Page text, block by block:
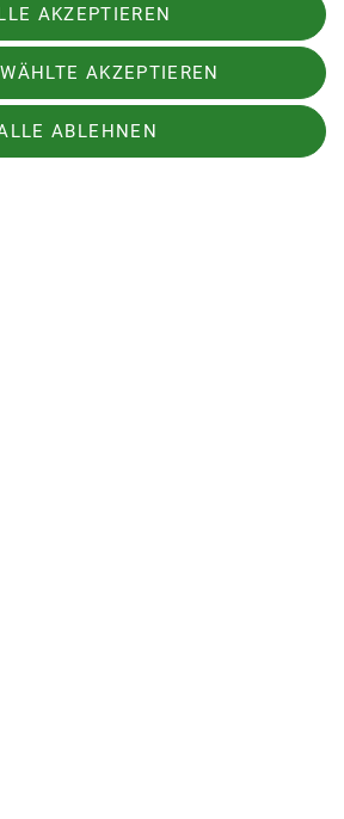
DAV-
AKZEPTIEREN
AKZEPTIEREN
ABLEHNEN